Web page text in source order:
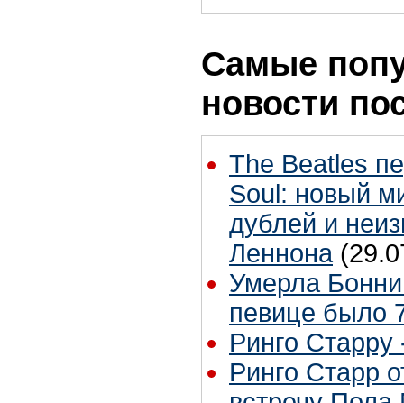
Самые
новости
The Beatles
Soul: новый
дублей и
Леннона
Умерла
певице было
Ринго Старру
Ринго Старр